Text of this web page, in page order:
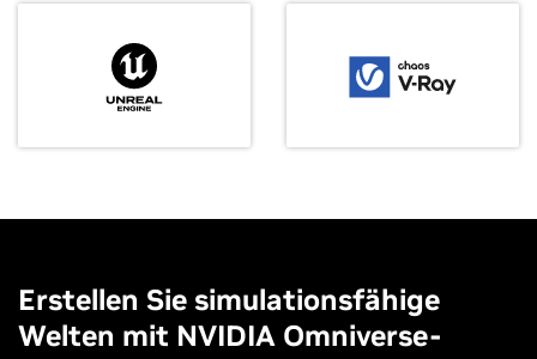
Erstellen Sie simulationsfähige
Welten mit NVIDIA Omniverse-